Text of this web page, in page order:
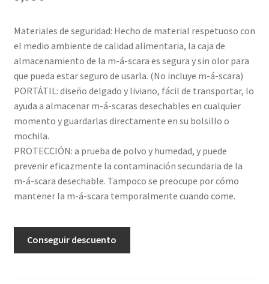
Materiales de seguridad: Hecho de material respetuoso con
el medio ambiente de calidad alimentaria, la caja de
almacenamiento de la m-á-scara es segura y sin olor para
que pueda estar seguro de usarla. (No incluye m-á-scara)
PORTÁTIL: diseño delgado y liviano, fácil de transportar, lo
ayuda a almacenar m-á-scaras desechables en cualquier
momento y guardarlas directamente en su bolsillo o
mochila.
PROTECCIÓN: a prueba de polvo y humedad, y puede
prevenir eficazmente la contaminación secundaria de la
m-á-scara desechable. Tampoco se preocupe por cómo
mantener la m-á-scara temporalmente cuando come.
Conseguir descuento